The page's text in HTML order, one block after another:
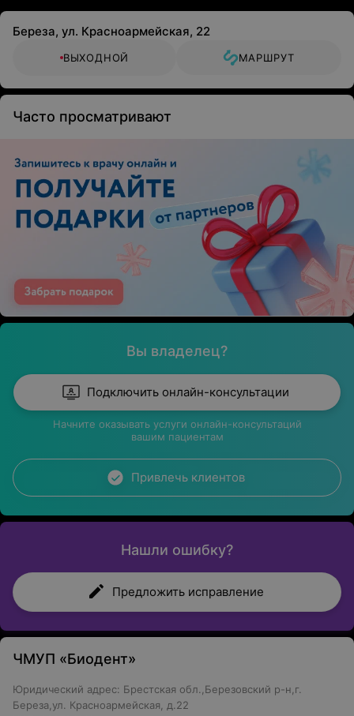
Береза, ул. Красноармейская, 22
ВЫХОДНОЙ МАРШРУТ
Часто просматривают
Вы владелец?
Подключить онлайн-консультации
Начните оказывать услуги онлайн-консультаций
вашим пациентам
Привлечь клиентов
Нашли ошибку?
Предложить исправление
ЧМУП «Биодент»
Юридический адрес: Брестская обл.,Березовский р-н,г.
Береза,ул. Красноармейская, д.22